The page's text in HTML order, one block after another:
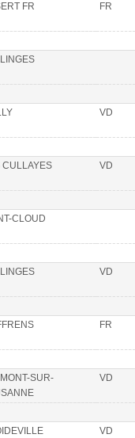
FR FR
VD
CULLAYES VD
CLOUD
VD
FR
SUR-
VD
VD